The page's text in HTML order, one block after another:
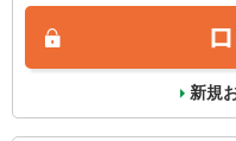
新規